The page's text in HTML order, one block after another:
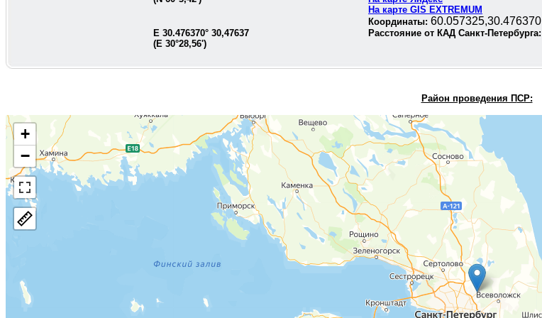
На карте GIS EXTREMUM
Координаты: 60.057325,30.476370
E 30.476370° 30,47637
(E 30°28,56')
Расстояние от КАД Санкт-Петербурга:
Район проведения ПСР:
+
−